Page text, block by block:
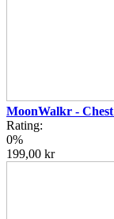
MoonWalkr -
Rating:
0%
199,00 kr